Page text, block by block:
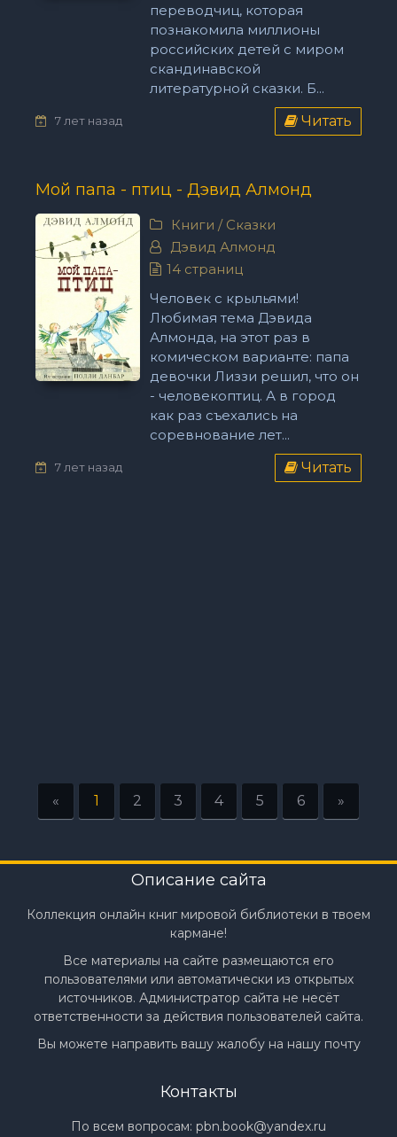
переводчиц, которая
познакомила миллионы
российских детей с миром
скандинавской
литературной сказки. Б...
7 лет назад Читать
Мой папа - птиц - Дэвид Алмонд
Книги / Сказки
Дэвид Алмонд
14 страниц
Человек с крыльями!
Любимая тема Дэвида
Алмонда, на этот раз в
комическом варианте: папа
девочки Лиззи решил, что он
- человекоптиц. А в город
как раз съехались на
соревнование лет...
7 лет назад Читать
« 1 2 3 4 5 6 »
Описание сайта
Коллекция онлайн книг мировой библиотеки в твоем
кармане!
Все материалы на сайте размещаются его
пользователями или автоматически из открытых
источников. Администратор сайта не несёт
ответственности за действия пользователей сайта.
Вы можете направить вашу жалобу на нашу почту
Контакты
По всем вопросам: pbn.book@yandex.ru